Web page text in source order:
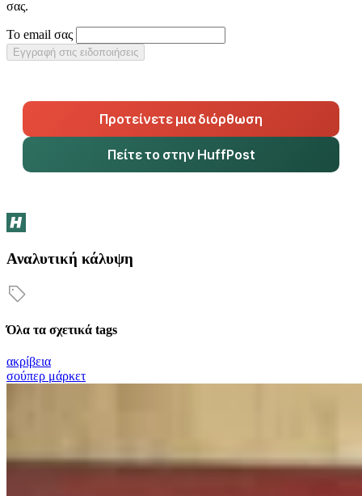
σας.
Το email σας
Εγγραφή στις ειδοποιήσεις
Προτείνετε μια διόρθωση
Πείτε το στην HuffPost
Αναλυτική κάλυψη
Όλα τα σχετικά tags
ακρίβεια
σούπερ μάρκετ